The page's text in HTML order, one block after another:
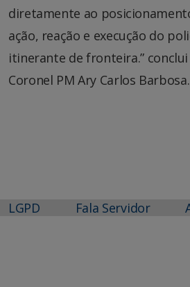
diretamente ao
ação, reação e execução do
itinerante de fronteira.”
Coronel PM Ary Carlos Barbosa.
LGPD Fala Servidor